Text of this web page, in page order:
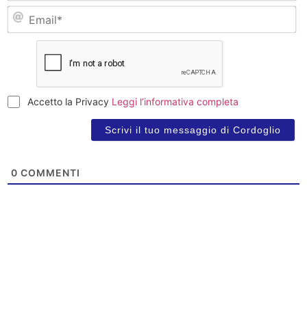
Accetto la Privacy Leggi l’informativa completa
0 COMMENTI